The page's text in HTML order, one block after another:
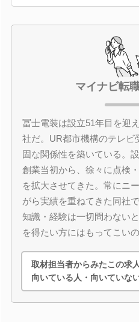
マイナビ転
冨士電装は設立51年目を迎
社だ。UR都市機構のテレビ
固な関係性を築いている。
創業当初から、徐々に点検
を拡大させてきた。常にニ
がら実績を重ねてきた同社
知識・経験は一切問わない
を得たい方にはもってこい
取材担当者からみたこの求
向いている人・向いていな